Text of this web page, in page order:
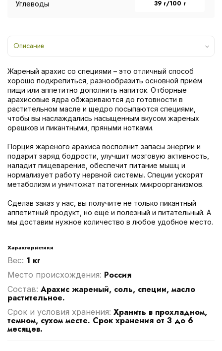
Углеводы 39 г/100 г
Описание
Жареный арахис со специями – это отличный способ
хорошо подкрепиться, разнообразить основной приём
пищи или аппетитно дополнить напиток. Отборные
арахисовые ядра обжариваются до готовности в
растительном масле и щедро посыпаются специями,
чтобы вы наслаждались насыщенным вкусом жареных
орешков и пикантными, пряными нотками.
Порция жареного арахиса восполнит запасы энергии и
подарит заряд бодрости, улучшит мозговую активность,
наладит пищеварение, обеспечит питание мышц и
нормализует работу нервной системы. Специи ускорят
метаболизм и уничтожат патогенных микроорганизмов.
Сделав заказ у нас, вы получите не только пикантный
аппетитный продукт, но ещё и полезный и питательный. А
мы доставим нужное количество в любое удобное место.
Характеристики
Вес: 1 кг
Место происхождения: Россия
Cостав: Арахис жареный, соль, специи, масло
растительное.
Срок и условия хранения: Хранить в прохладном,
темном, сухом месте. Срок хранения от 3 до 6
месяцев.